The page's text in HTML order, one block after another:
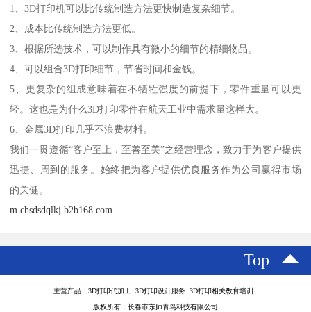
1、3D打印机可以比传统制造方法更快制造复杂细节。
2、成本比传统制造方法更低。
3、根据所选技术，可以制作具有微小的细节的精细物品。
4、可以组合3D打印细节，节省时间和金钱。
5、更复杂的组成意味着在不牺牲强度的前提下，零件重量可以更
轻。这也是为什么3D打印零件在航天工业中需求量这样大。
6、金属3D打印几乎不浪费材料。
我们一贯遵循“客户至上，至善至美”之经营理念，致力于为客户提供
迅捷、周到的服务。始终把为客户提供优良服务作为公司赢得市场
的关健。
m.chsdsdqlkj.b2b168.com
Top
主营产品：3D打印代加工 3D打印设计服务 3D打印相关教育培训
版权所有：长春市东师青鸟科技有限公司